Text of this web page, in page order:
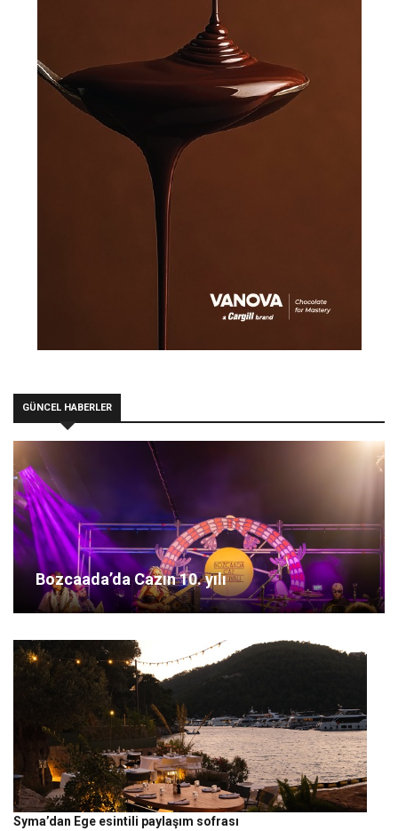
GÜNCEL HABERLER
Bozcaada’da Cazın 10. yılı
Syma’dan Ege esintili paylaşım sofrası